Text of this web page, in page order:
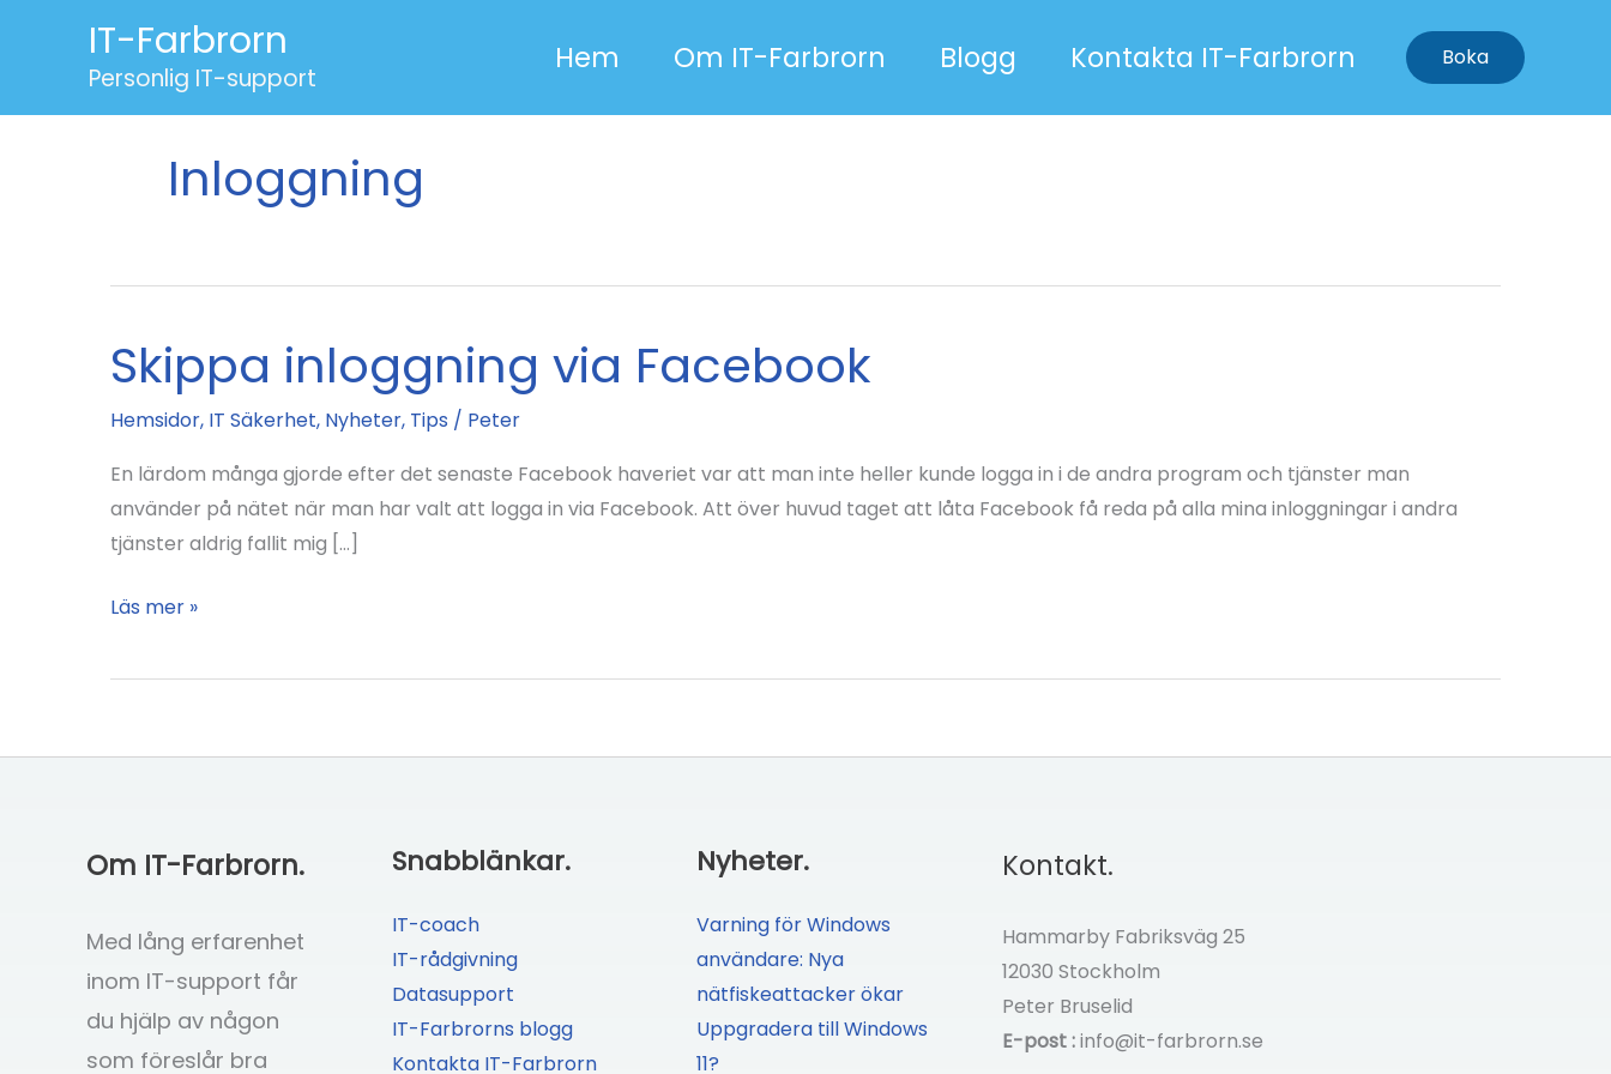
IT-Farbrorn
Personlig IT-support
Hem Om IT-Farbrorn Blogg Kontakta IT-Farbrorn Boka
Inloggning
Skippa inloggning via Facebook
Hemsidor, IT Säkerhet, Nyheter, Tips / Peter
En lärdom många gjorde efter det senaste Facebook haveriet var att man inte heller kunde logga in i de andra program och tjänster man
använder på nätet när man har valt att logga in via Facebook. Att över huvud taget att låta Facebook få reda på alla mina inloggningar i andra
tjänster aldrig fallit mig […]
Skippa
via
Läs mer »
Om IT-Farbrorn.
Med lång erfarenhet
inom IT-support får
du hjälp av någon
som föreslår bra
Snabblänkar.
IT-coach
IT-rådgivning
Datasupport
IT-Farbrorns blogg
Kontakta IT-Farbrorn
Nyheter.
Varning för Windows
användare: Nya
nätfiskeattacker ökar
Uppgradera till Windows
11?
Kontakt.
Hammarby Fabriksväg 25
12030 Stockholm
Peter Bruselid
E-post :info@it-farbrorn.se